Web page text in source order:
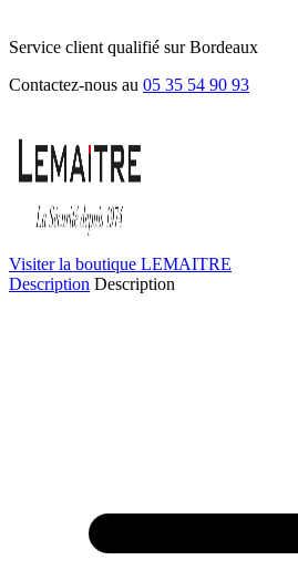
Service client qualifié sur Bordeaux
Contactez-nous au 05 35 54 90 93
Visiter la boutique LEMAITRE
Description Description